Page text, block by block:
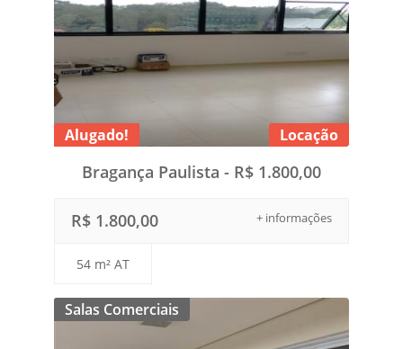
Locação
Alugado!
Bragança Paulista - R$ 1.800,00
+ informações
R$ 1.800,00
54 m² AT
Salas Comerciais